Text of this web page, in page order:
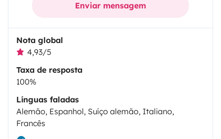
Enviar mensagem
Nota global
4,93/5
Taxa de resposta
100%
Línguas faladas
Alemão, Espanhol, Suíço alemão, Italiano,
Francês